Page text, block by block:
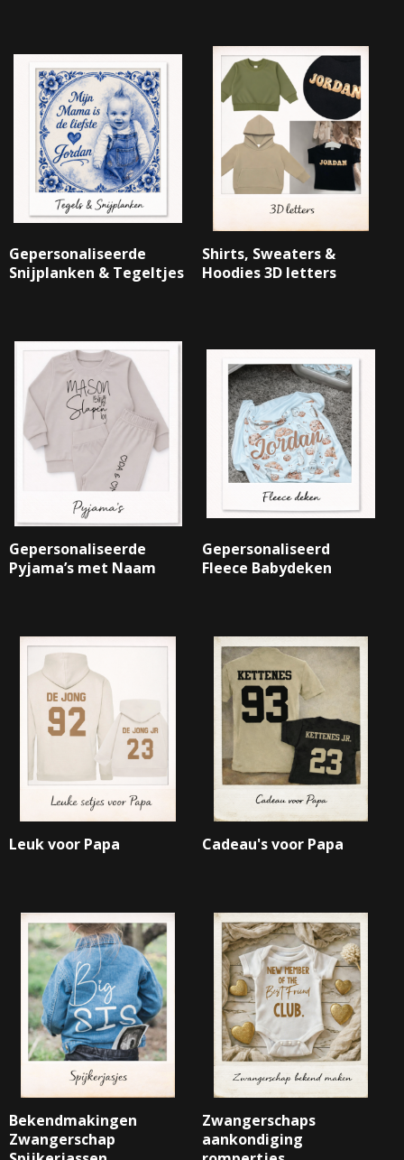
Gepersonaliseerde
Snijplanken & Tegeltjes
Shirts, Sweaters &
Hoodies 3D letters
Gepersonaliseerde
Pyjama’s met Naam
Gepersonaliseerd
Fleece Babydeken
Leuk voor Papa Cadeau's voor Papa
Bekendmakingen
Zwangerschap
Zwangerschaps
aankondiging